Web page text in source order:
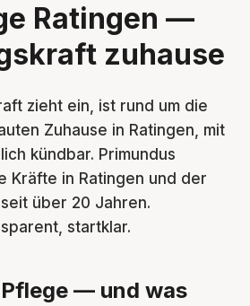
Ratingen —
zuhause
zieht ein, ist rund um die
Zuhause in Ratingen, mit
kündbar. Primundus
Kräfte in Ratingen und der
über 20 Jahren.
startklar.
— und was